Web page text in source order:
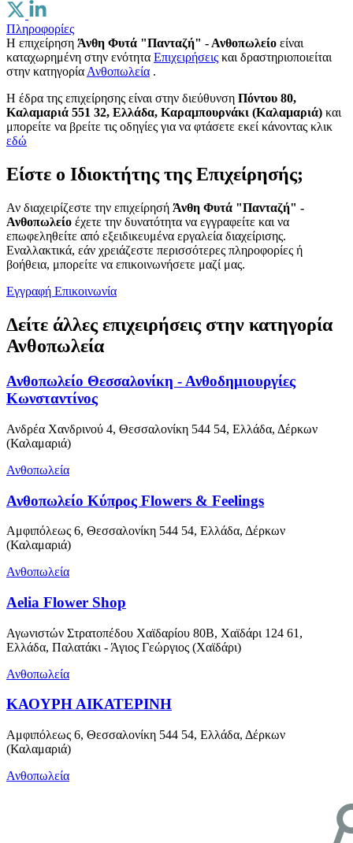
Πληροφορίες
Η επιχείρηση Άνθη Φυτά "Πανταζή" - Ανθοπωλείο είναι
καταχωρημένη στην ενότητα Επιχειρήσεις και δραστηριοποιείται
στην κατηγορίαΑνθοπωλεία .
H έδρα της επιχείρησης είναι στην διεύθυνση Πόντου 80,
Καλαμαριά 551 32, Ελλάδα, Καραμπουρνάκι (Καλαμαριά) και
μπορείτε να βρείτε τις οδηγίες για να φτάσετε εκεί κάνοντας κλικ
εδώ
Είστε ο Ιδιοκτήτης της Επιχείρησής;
Αν διαχειρίζεστε την επιχείρησή Άνθη Φυτά "Πανταζή" -
Ανθοπωλείο έχετε την δυνατότητα να εγγραφείτε και να
επωφεληθείτε από εξειδικευμένα εργαλεία διαχείρισης.
Εναλλακτικά, εάν χρειάζεστε περισσότερες πληροφορίες ή
βοήθεια, μπορείτε να επικοινωνήσετε μαζί μας.
Εγγραφή Επικοινωνία
Δείτε άλλες επιχειρήσεις στην κατηγορία
Ανθοπωλεία
Ανθοπωλείο Θεσσαλονίκη - Ανθοδημιουργίες
Κωνσταντίνος
Ανδρέα Χανδρινού 4, Θεσσαλονίκη 544 54, Ελλάδα, Δέρκων
(Καλαμαριά)
Ανθοπωλεία
Ανθοπωλείο Κύπρος Flowers & Feelings
Αμφιπόλεως 6, Θεσσαλονίκη 544 54, Ελλάδα, Δέρκων
(Καλαμαριά)
Ανθοπωλεία
Aelia Flower Shop
Αγωνιστών Στρατοπέδου Χαϊδαρίου 80Β, Χαϊδάρι 124 61,
Ελλάδα, Παλατάκι - Άγιος Γεώργιος (Χαϊδάρι)
Ανθοπωλεία
ΚΑΟΥΡΗ ΑΙΚΑΤΕΡΙΝΗ
Αμφιπόλεως 6, Θεσσαλονίκη 544 54, Ελλάδα, Δέρκων
(Καλαμαριά)
Ανθοπωλεία